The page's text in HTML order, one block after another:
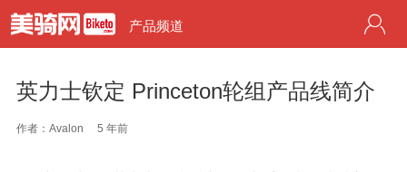
产品频道
英力士钦定 Princeton轮组产品线简介
作者：Avalon 5 年前